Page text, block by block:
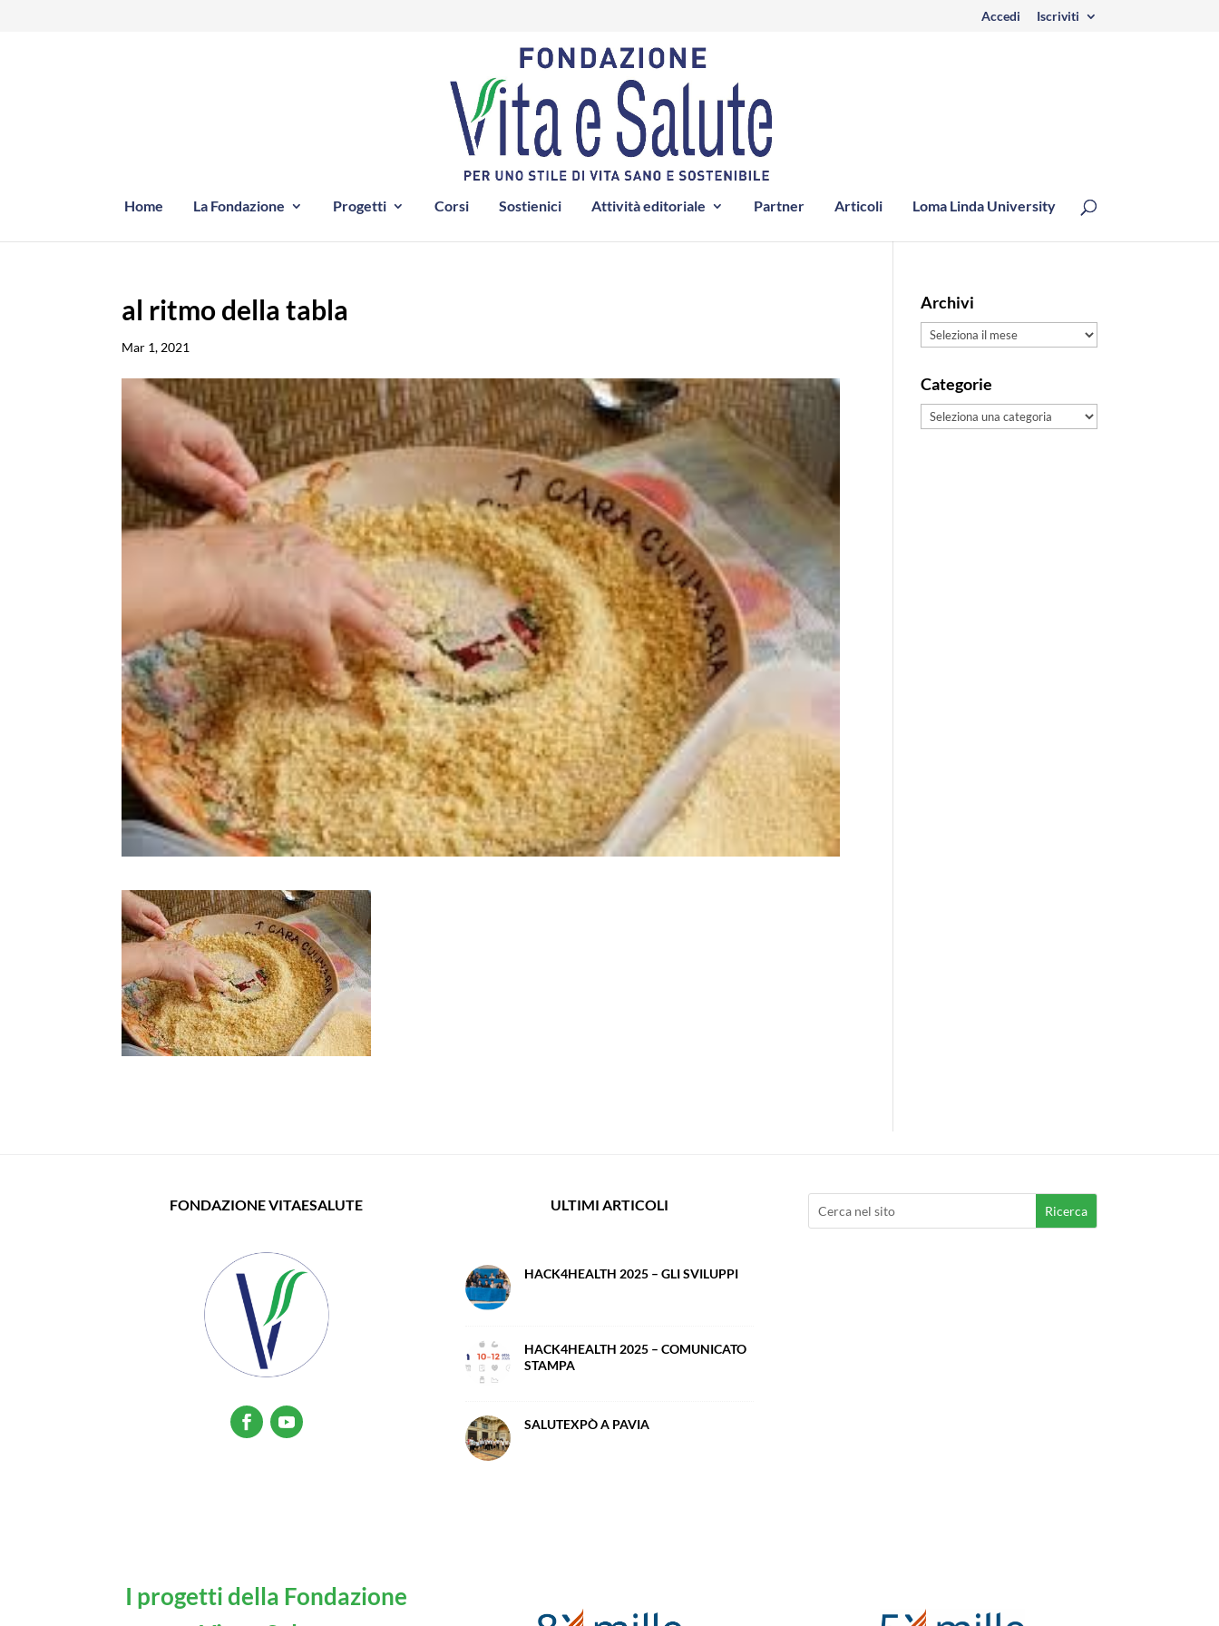
Accedi Iscriviti
Home La Fondazione Progetti Corsi Sostienici Attività editoriale Partner Articoli Loma Linda University
al ritmo della tabla
Mar 1, 2021
Archivi
Archivi
Categorie
Categorie
FONDAZIONE VITAESALUTE ULTIMI ARTICOLI
HACK4HEALTH 2025 – GLI SVILUPPI
HACK4HEALTH 2025 – COMUNICATO
STAMPA
SALUTEXPÒ A PAVIA
I progetti della Fondazione